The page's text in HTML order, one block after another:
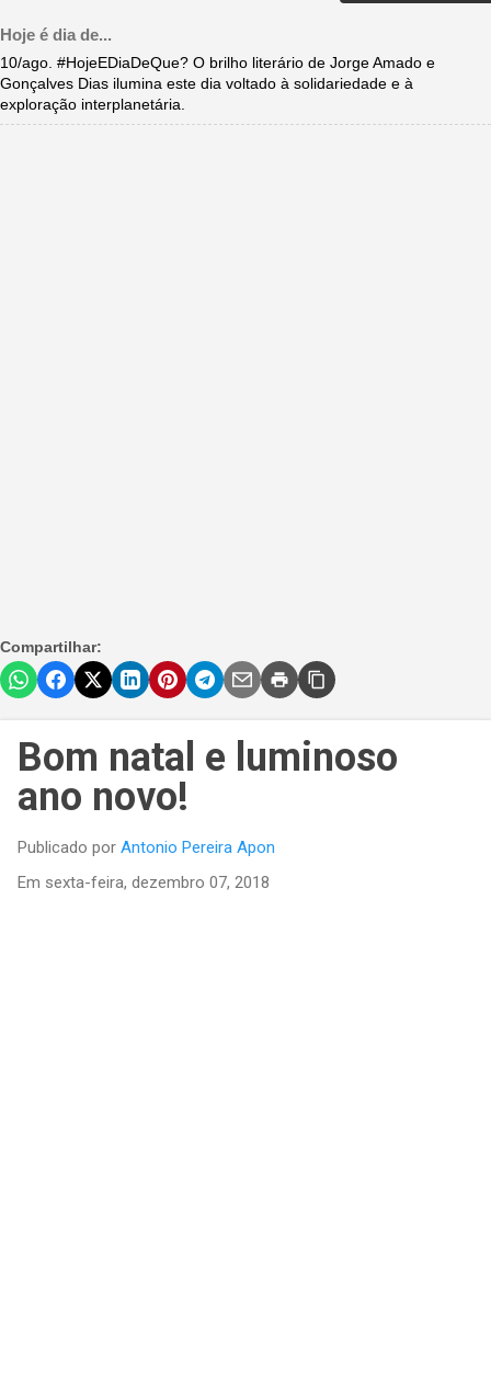
Hoje é dia de...
10/ago. #HojeEDiaDeQue? O brilho literário de Jorge Amado e
Gonçalves Dias ilumina este dia voltado à solidariedade e à
exploração interplanetária.
Compartilhar:
Bom natal e luminoso
ano novo!
Publicado por Antonio Pereira Apon
Em sexta-feira, dezembro 07, 2018